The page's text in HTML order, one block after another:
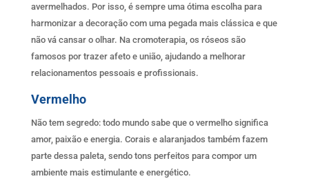
avermelhados. Por isso, é sempre uma ótima escolha para
harmonizar a decoração com uma pegada mais clássica e que
não vá cansar o olhar. Na cromoterapia, os róseos são
famosos por trazer afeto e união, ajudando a melhorar
relacionamentos pessoais e profissionais.
Vermelho
Não tem segredo: todo mundo sabe que o vermelho significa
amor, paixão e energia. Corais e alaranjados também fazem
parte dessa paleta, sendo tons perfeitos para compor um
ambiente mais estimulante e energético.